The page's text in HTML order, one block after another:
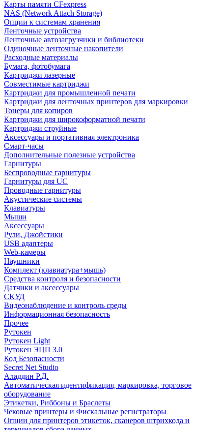
Карты памяти CFexpress
NAS (Network Attach Storage)
Опции к системам хранения
Ленточные устройства
Ленточные автозагрузчики и библиотеки
Одиночные ленточные накопители
Расходные материалы
Бумага, фотобумага
Картриджи лазерные
Совместимые картриджи
Картриджи для промышленной печати
Картриджи для ленточных принтеров для маркировки
Тонеры для копиров
Картриджи для широкоформатной печати
Картриджи струйные
Аксессуары и портативная электроника
Смарт-часы
Дополнительные полезные устройства
Гарнитуры
Беспроводные гарнитуры
Гарнитуры для UC
Проводные гарнитуры
Акустические системы
Клавиатуры
Мыши
Аксессуары
Рули, Джойстики
USB адаптеры
Web-камеры
Наушники
Комплект (клавиатура+мышь)
Средства контроля и безопасности
Датчики и аксессуары
СКУД
Видеонаблюдение и контроль среды
Информационная безопасность
Прочее
Рутокен
Рутокен Light
Рутокен ЭЦП 3.0
Код Безопасности
Secret Net Studio
Аладдин Р.Д.
Автоматическая идентификация, маркировка, торговое
оборудование
Этикетки, Риббоны и Браслеты
Чековые принтеры и Фискальные регистраторы
Опции для принтеров этикеток, сканеров штрихкода и